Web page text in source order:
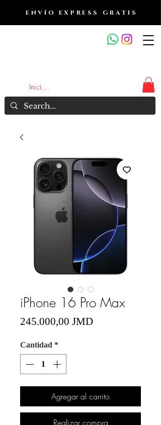
OUTLET DE FRAGANCIAS
Iniciar sesión
ENVÍO EXPRESS GRATIS
iPhone 16 Pro Max
245.000,00 JMDPrecio
Cantidad *
Agregar al carrito
Realizar compra